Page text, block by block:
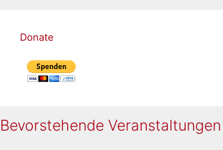
Donate
Bevorstehende Veranstaltungen